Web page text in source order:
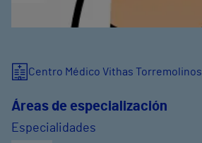
Centro Médico Vithas Torremolinos
Áreas de especialización
Especialidades